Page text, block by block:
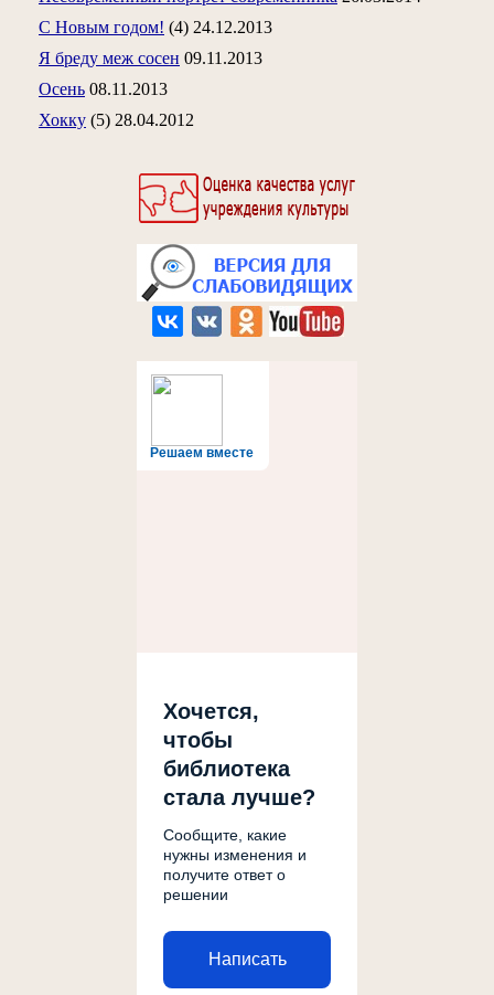
Решаем вместе
Хочется,
чтобы
библиотека
стала лучше?
Сообщите, какие
нужны изменения и
получите ответ о
решении
Написать
С Новым годом! (4) 24.12.2013
Я бреду меж сосен 09.11.2013
Осень 08.11.2013
Хокку (5) 28.04.2012